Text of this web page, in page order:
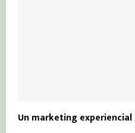
Un marketing